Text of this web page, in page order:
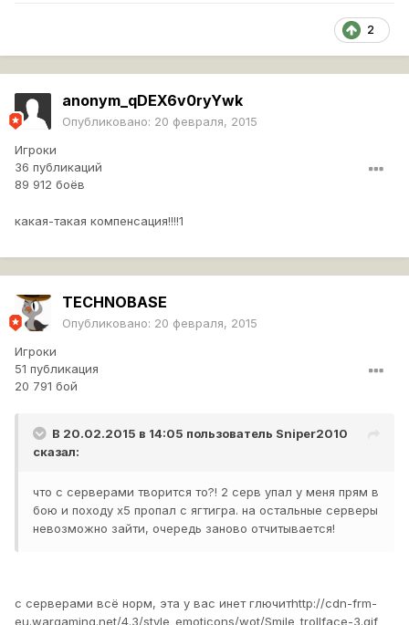
2
anonym_qDEX6v0ryYwk
Опубликовано: 20 февраля, 2015
Игроки
36 публикаций
89 912 боёв
какая-такая компенсация!!!!1
TECHNOBASE
Опубликовано: 20 февраля, 2015
Игроки
51 публикация
20 791 бой
В 20.02.2015 в 14:05 пользователь Sniper2010
сказал:
что с серверами творится то?! 2 серв упал у меня прям в
бою и походу х5 пропал с ягтигра. на остальные серверы
невозможно зайти, очередь заново отчитывается!
с серверами всё норм, эта у вас инет глючитhttp://cdn-frm-
eu.wargaming.net/4.3/style_emoticons/wot/Smile_trollface-3.gif